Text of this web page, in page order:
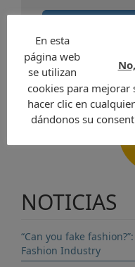
NOTICIAS
“Can you fake
Fashion Industry
En esta
página web
se utilizan
cookies para mejorar
hacer clic en
dándonos su